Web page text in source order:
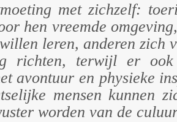
met zichzelf:
hen vreemde
leren, anderen zich
richten, terwijl er
avontuur en physieke
mensen kunnen
worden van de